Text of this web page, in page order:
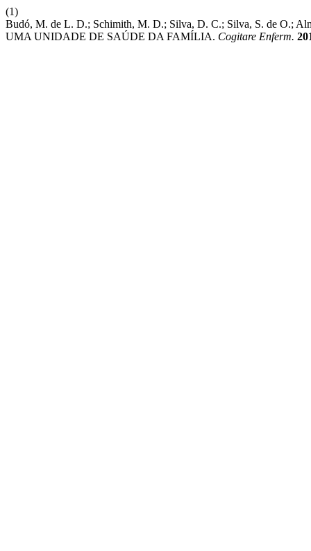
(1)
Budó, M. de L. D.; Schimith, M. D.; Silva, D. C.; Silva, S. de O.;
UMA UNIDADE DE SAÚDE DA FAMÍLIA. Cogitare Enferm.